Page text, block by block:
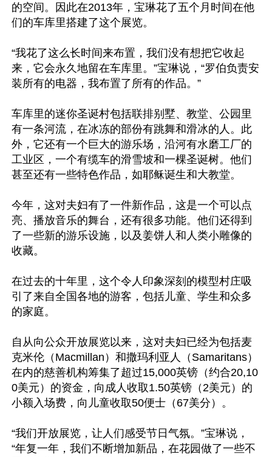
的空间。因此在2013年，宝琳花了五个月时间在他
们的车库里搭建了这个展览。
“我花了这么长时间来布置，我们没有想把它收起
来，它会永久地留在车库里。”宝琳说，“罗伯负责安
装所有的电器，我布置了所有的作品。”
车库里的迷你圣诞村包括联排别墅、教堂、公园里
有一条河流，在冰冻的部份有跳舞和滑冰的人。此
外，它还有一个巨大的游乐场，沿河有水磨工厂的
工业区，一个有缆车的滑雪坡和一棵圣诞树。他们
甚至还有一些特色作品，如耶稣诞生和大教堂。
今年，这对夫妇有了一件新作品，这是一个可以点
亮、播放音乐的舞台，还有很多功能。他们还得到
了一些新的游乐设施，以及姜饼人和人类小雕像的
收藏。
在过去的十年里，这个令人印象深刻的模型村庄吸
引了来自全国各地的游客，包括儿童、学生和众多
的家庭。
自从向公众开放展览以来，这对夫妇已经为包括麦
克米伦（Macmillan）和撒玛利亚人（Samaritans）
在内的慈善机构筹集了超过15,000英镑（约合20,10
0美元）的资金，向成人收取1.50英镑（2美元）的
小额入场费，向儿童收取50便士（67美分）。
“我们开放展览，让人们感受节日气氛。”宝琳说，
“年复一年，我们不断增加新品，在花园做了一些不